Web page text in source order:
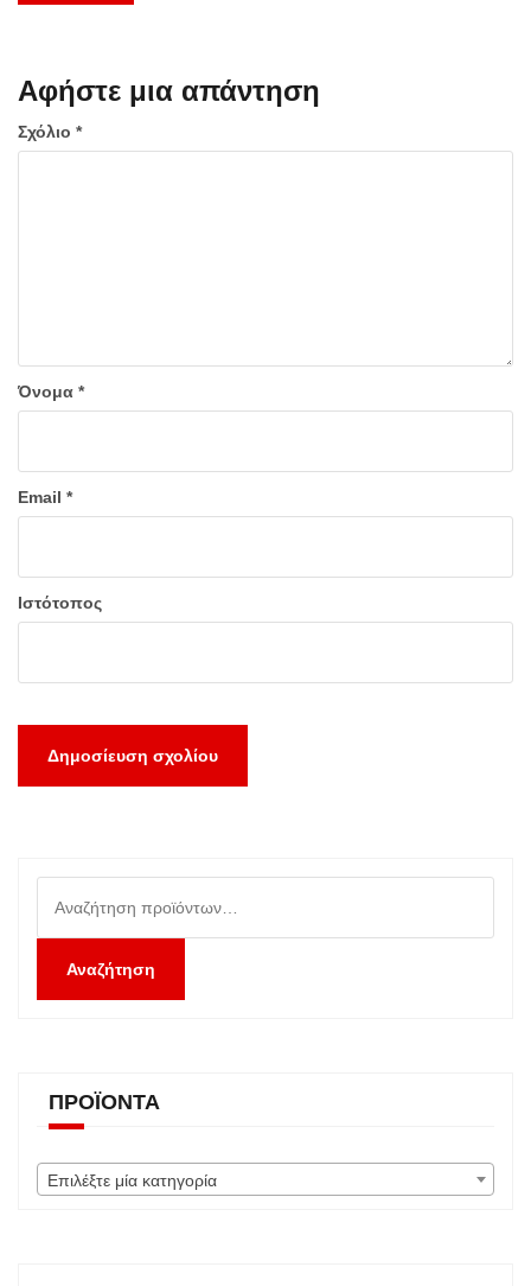
Αφήστε μια απάντηση
Σχόλιο *
Όνομα *
Email *
Ιστότοπος
για:
Αναζήτηση
ΠΡΟΪΌΝΤΑ
Επιλέξτε μία κατηγορία